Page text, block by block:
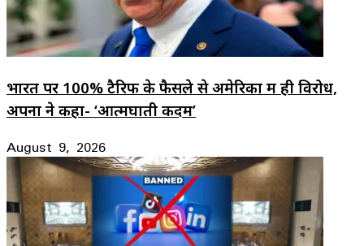
भारत पर 100% टैरिफ के फैसले से अमेरिका में ही विरोध,
अपनों ने कहा- ‘आत्मघाती कदम’
August 9, 2026